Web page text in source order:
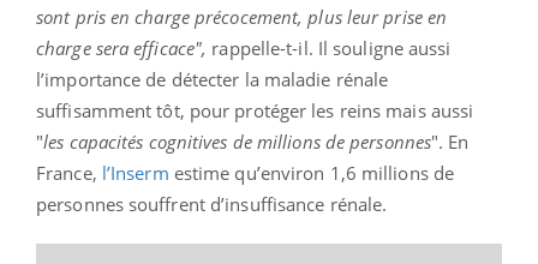
sont pris en charge précocement, plus leur prise en
charge sera efficace", rappelle-t-il. Il souligne aussi
l’importance de détecter la maladie rénale
suffisamment tôt, pour protéger les reins mais aussi
"les capacités cognitives de millions de personnes". En
France, l’Inserm estime qu’environ 1,6 millions de
personnes souffrent d’insuffisance rénale.